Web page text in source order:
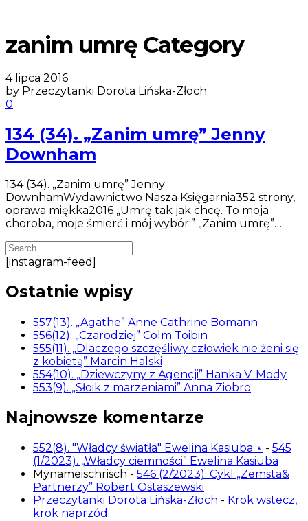
zanim umrę Category
4 lipca 2016
by Przeczytanki Dorota Lińska-Złoch
0
134 (34). „Zanim umrę” Jenny
Downham
134 (34). „Zanim umrę” Jenny
DownhamWydawnictwo Nasza Księgarnia352 strony,
oprawa miękka2016 „Umrę tak jak chcę. To moja
choroba, moje śmierć i mój wybór.” „Zanim umrę”…
[instagram-feed]
Ostatnie wpisy
557(13). „Agathe” Anne Cathrine Bomann
556(12). „Czarodziej” Colm Toibin
555(11). „Dlaczego szczęśliwy człowiek nie żeni się
z kobietą” Marcin Halski
554(10). „Dziewczyny z Agencji” Hanka V. Mody
553(9). „Słoik z marzeniami” Anna Ziobro
Najnowsze komentarze
552(8). "Władcy światła" Ewelina Kasiuba ⋆ - 545
(1/2023). „Władcy ciemności” Ewelina Kasiuba
Mynameischrisch - 546 (2/2023). Cykl „Zemsta&
Partnerzy” Robert Ostaszewski
Przeczytanki Dorota Lińska-Złoch - Krok wstecz,
krok naprzód.